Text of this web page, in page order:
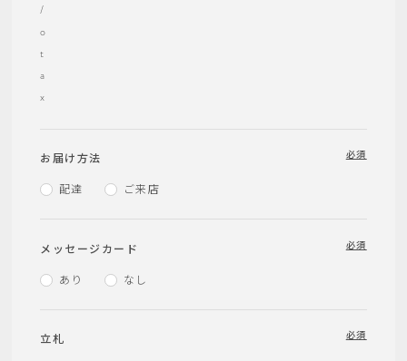
/
o
t
a
x
お届け方法 必須
配達 ご来店
メッセージカード 必須
あり なし
立札 必須